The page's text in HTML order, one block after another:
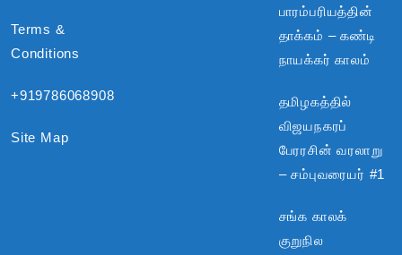
Terms &
Conditions
+919786068908
Site Map
பாரம்பரியத்தின்
தாக்கம் – கண்டி
நாயக்கர் காலம்
தமிழகத்தில்
விஜயநகரப்
பேரரசின் வரலாறு
– சம்புவரையர் #1
சங்க காலக்
குறுநில